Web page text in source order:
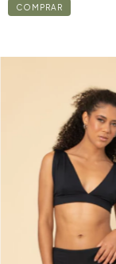
COMPRAR